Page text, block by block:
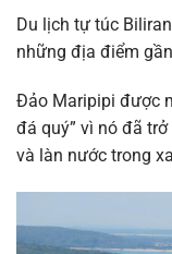
Du lịch tự túc
những địa điểm
Đảo Maripipi được
đá quý” vì nó đã
và làn nước trong